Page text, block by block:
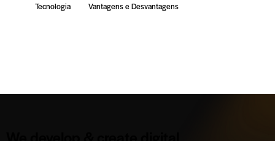
Tecnologia
Vantagens e Desvantagens